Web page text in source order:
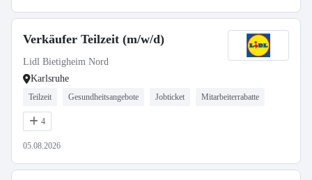
Verkäufer Teilzeit (m/w/d)
Lidl Bietigheim Nord
Karlsruhe
Teilzeit Gesundheitsangebote Jobticket Mitarbeiterrabatte
4
05.08.2026